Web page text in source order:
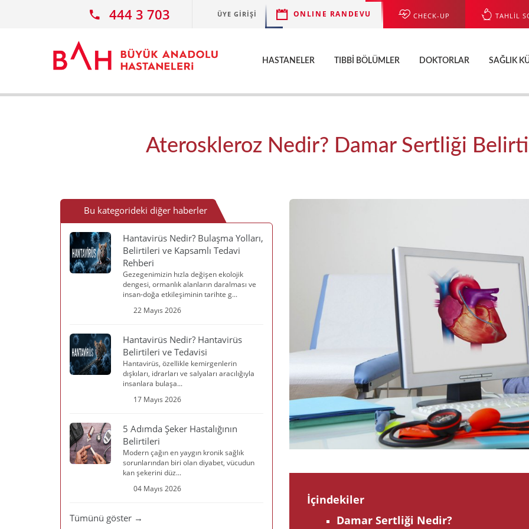
444 3 703 ÜYE GIRIŞI ONLINE RANDEVU CHECK-UP TAHLİL
HASTANELER TIBBI BÖLÜMLER DOKTORLAR SAĞLIK
Ateroskleroz Nedir? Damar Sertliği
İçindekiler
Damar Sertliği Nedir?
Bu kategorideki diğer haberler
Hantavirüs Nedir? Bulaşma Yolları,
Belirtileri ve Kapsamlı Tedavi
Rehberi
Gezegenimizin hızla değişen ekolojik
dengesi, ormanlık alanların daralması ve
insan-doğa etkileşiminin tarihte g...
22 Mayıs 2026
Hantavirüs Nedir? Hantavirüs
Belirtileri ve Tedavisi
Hantavirüs, özellikle kemirgenlerin
dışkıları, idrarları ve salyaları aracılığıyla
insanlara bulaşa...
17 Mayıs 2026
5 Adımda Şeker Hastalığının
Belirtileri
Modern çağın en yaygın kronik sağlık
sorunlarından biri olan diyabet, vücudun
kan şekerini düz...
04 Mayıs 2026
Tümünü göster →